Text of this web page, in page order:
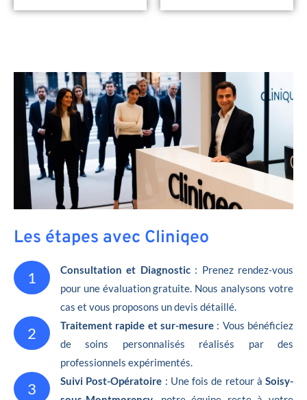
Les étapes avec Cliniqeo
1 Consultation et Diagnostic: Prenez rendez-vous
pour une évaluation gratuite. Nous analysons votre
cas et vous proposons un devis détaillé.
2 Traitement rapide et sur-mesure : Vous bénéficiez
de soins personnalisés réalisés par des
professionnels expérimentés.
3 Suivi Post-Opératoire : Une fois de retour à Soisy-